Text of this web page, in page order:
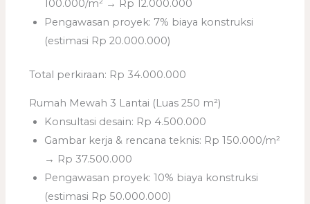
100.000/m² → Rp 12.000.000
Pengawasan proyek: 7% biaya konstruksi
(estimasi Rp 20.000.000)
Total perkiraan: Rp 34.000.000
Rumah Mewah 3 Lantai (Luas 250 m²)
Konsultasi desain: Rp 4.500.000
Gambar kerja & rencana teknis: Rp 150.000/m²
→ Rp 37.500.000
Pengawasan proyek: 10% biaya konstruksi
(estimasi Rp 50.000.000)